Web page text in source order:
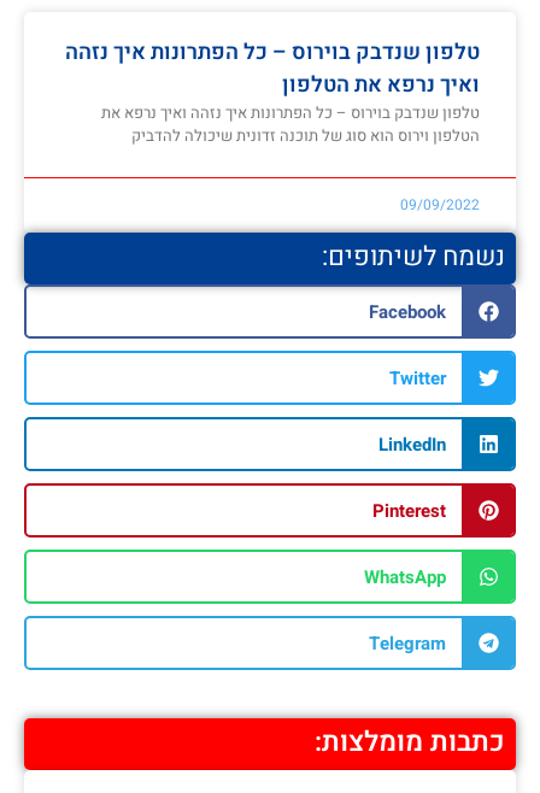
טלפון שנדבק בוירוס – כל הפתרונות איך נזהה
ואיך נרפא את הטלפון
טלפון שנדבק בוירוס – כל הפתרונות איך נזהה ואיך נרפא את
הטלפון וירוס הוא סוג של תוכנה זדונית שיכולה להדביק
09/09/2022
נשמח לשיתופים:
Facebook
Twitter
LinkedIn
Pinterest
WhatsApp
Telegram
כתבות מומלצות: